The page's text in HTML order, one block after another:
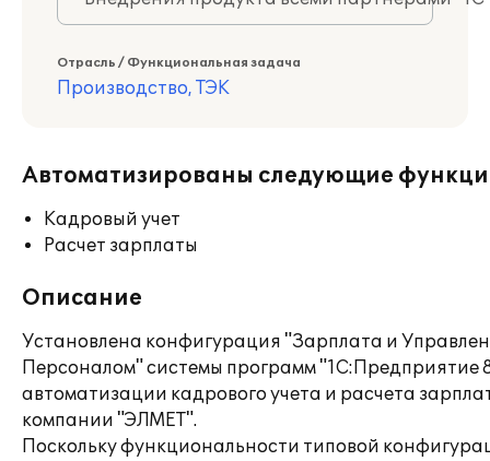
Отрасль / Функциональная задача
Производство, ТЭК
Автоматизированы следующие
Кадровый учет
Расчет зарплаты
Описание
Установлена конфигурация "Зарплата и
Персоналом" системы программ "1С:Предприятие
автоматизации кадрового учета и расчета
компании "ЭЛМЕТ".
Поскольку функциональности типовой